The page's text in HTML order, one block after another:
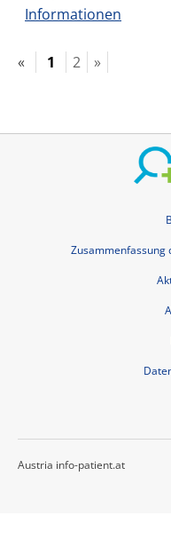
Informationen
« 1 2 »
Zusammenfassung
Austria info-patient.at